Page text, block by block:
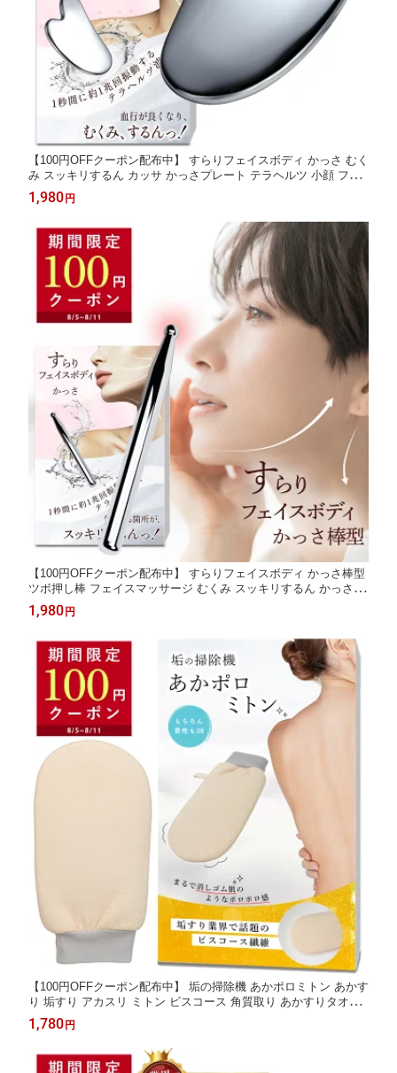
【100円OFFクーポン配布中】 すらりフェイスボディ かっさ むく
み スッキリするん カッサ かっさプレート テラヘルツ 小顔 フェ
イスライン ほうれい線 コリほぐし 筋膜リリース 頭皮 ボディ マ
ッサージ テラヘルツ波 ハート型 ギフト プレゼント Coneflake
1,980 円
【100円OFFクーポン配布中】 すらりフェイスボディ かっさ棒型
ツボ押し棒 フェイスマッサージ むくみ スッキリするん かっさ カ
ッサ かっさプレート テラヘルツ 小顔 フェイスライン ほうれい線
コリほぐし 筋膜リリース 頭皮 ボディ マッサージ テラヘルツ波
1,980 円
【100円OFFクーポン配布中】 垢の掃除機 あかポロミトン あかす
り 垢すり アカスリ ミトン ビスコース 角質取り あかすりタオル
韓国式 ハード 背中 足 あかすりグローブ 手袋 体臭ケア お風呂 ボ
ディタオル 臭い対策 ざらつき 垢取り Coneflake
1,780 円